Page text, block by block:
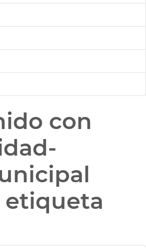
con
etiqueta